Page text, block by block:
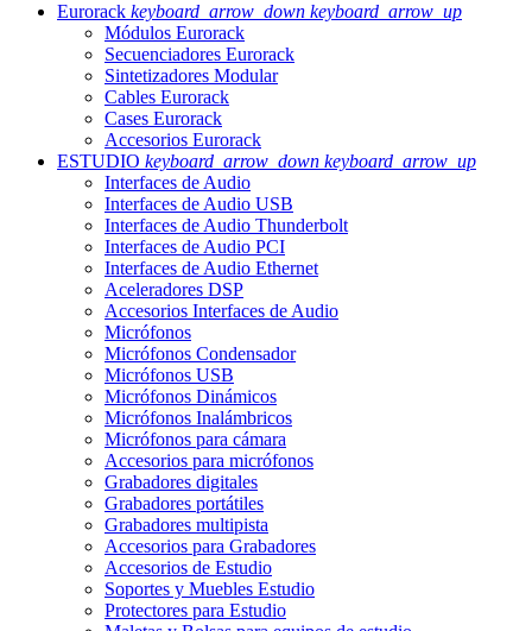
Eurorack keyboard_arrow_down keyboard_arrow_up
Módulos Eurorack
Secuenciadores Eurorack
Sintetizadores Modular
Cables Eurorack
Cases Eurorack
Accesorios Eurorack
ESTUDIO keyboard_arrow_down keyboard_arrow_up
Interfaces de Audio
Interfaces de Audio USB
Interfaces de Audio Thunderbolt
Interfaces de Audio PCI
Interfaces de Audio Ethernet
Aceleradores DSP
Accesorios Interfaces de Audio
Micrófonos
Micrófonos Condensador
Micrófonos USB
Micrófonos Dinámicos
Micrófonos Inalámbricos
Micrófonos para cámara
Accesorios para micrófonos
Grabadores digitales
Grabadores portátiles
Grabadores multipista
Accesorios para Grabadores
Accesorios de Estudio
Soportes y Muebles Estudio
Protectores para Estudio